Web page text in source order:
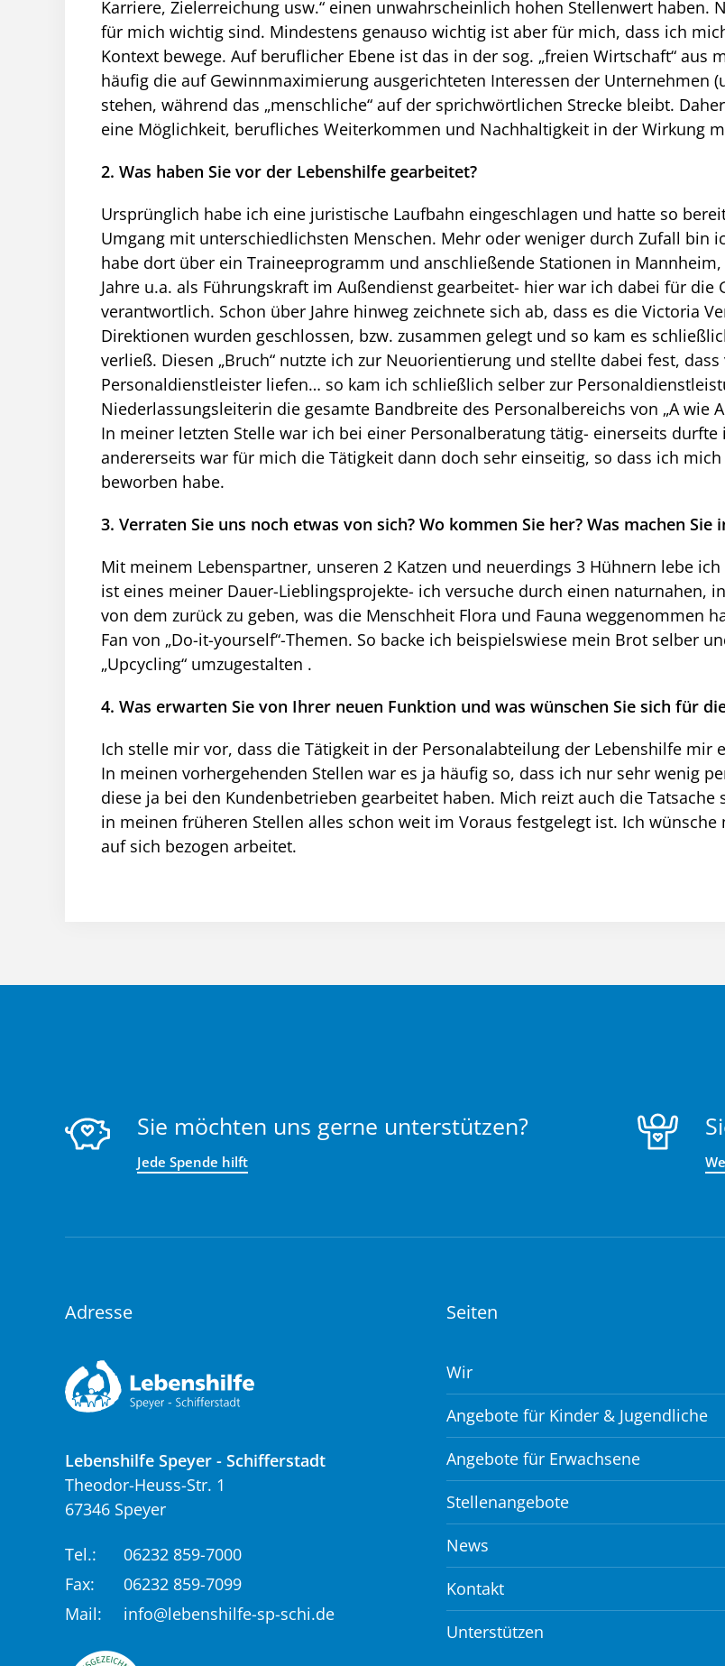
Karriere, Zielerreichung usw.“ einen unwahrscheinlich hohen Stellenwert
für mich wichtig sind. Mindestens genauso wichtig ist aber für mich, dass ich
Kontext bewege. Auf beruflicher Ebene ist das in der sog. „freien Wirtschaft“
häufig die auf Gewinnmaximierung ausgerichteten Interessen der Unternehmen
stehen, während das „menschliche“ auf der sprichwörtlichen Strecke bleibt.
eine Möglichkeit, berufliches Weiterkommen und Nachhaltigkeit in der Wirkung
2. Was haben Sie vor der Lebenshilfe gearbeitet?
Ursprünglich habe ich eine juristische Laufbahn eingeschlagen und hatte so
Umgang mit unterschiedlichsten Menschen. Mehr oder weniger durch Zufall bin
habe dort über ein Traineeprogramm und anschließende Stationen in
Jahre u.a. als Führungskraft im Außendienst gearbeitet- hier war ich dabei für
verantwortlich. Schon über Jahre hinweg zeichnete sich ab, dass es die Victoria
Direktionen wurden geschlossen, bzw. zusammen gelegt und so kam es
verließ. Diesen „Bruch“ nutzte ich zur Neuorientierung und stellte dabei fest,
Personaldienstleister liefen… so kam ich schließlich selber zur
Niederlassungsleiterin die gesamte Bandbreite des Personalbereichs von „A wie
In meiner letzten Stelle war ich bei einer Personalberatung tätig- einerseits
andererseits war für mich die Tätigkeit dann doch sehr einseitig, so dass ich
beworben habe.
3. Verraten Sie uns noch etwas von sich? Wo kommen Sie her? Was machen Sie
Mit meinem Lebenspartner, unseren 2 Katzen und neuerdings 3 Hühnern lebe
ist eines meiner Dauer-Lieblingsprojekte- ich versuche durch einen naturnahen,
von dem zurück zu geben, was die Menschheit Flora und Fauna weggenommen
Fan von „Do-it-yourself“-Themen. So backe ich beispielswiese mein Brot selber
„Upcycling“ umzugestalten .
4. Was erwarten Sie von Ihrer neuen Funktion und was wünschen Sie sich für
Ich stelle mir vor, dass die Tätigkeit in der Personalabteilung der Lebenshilfe mir
In meinen vorhergehenden Stellen war es ja häufig so, dass ich nur sehr wenig
diese ja bei den Kundenbetrieben gearbeitet haben. Mich reizt auch die
in meinen früheren Stellen alles schon weit im Voraus festgelegt ist. Ich
auf sich bezogen arbeitet.
Sie möchten uns gerne unterstützen?
Jede Spende hilft
Adresse
Lebenshilfe Speyer - Schifferstadt
Theodor-Heuss-Str. 1
67346 Speyer
Tel.:
06232 859-7000
Fax:
06232 859-7099
Mail:
info@lebenshilfe-sp-schi.de
Seiten
Wir
Angebote für Kinder & Jugendliche
Angebote für Erwachsene
Stellenangebote
News
Kontakt
Unterstützen